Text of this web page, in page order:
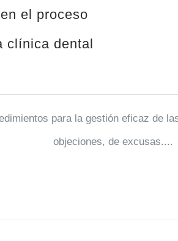
el proceso
clínica dental
para la gestión eficaz de
objeciones, de excusas....